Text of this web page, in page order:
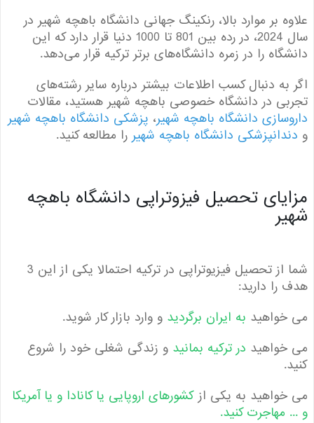
بر موارد بالا، رنكينگ جهانی دانشگاه باهچه شهير در
سال 2024، در رده بین 801 تا 1000 دنیا قرار دارد که این
را در زمره دانشگاه‌های برتر ترکیه قرار می‌دهد.
دنبال کسب اطلاعات بیشتر درباره سایر رشته‌های
در دانشگاه خصوصی باهچه شهیر هستید، مقالات
دانشگاه باهچه شهیر ،پزشکی دانشگاه باهچه شهیر
دانشگاه باهچه شهیر را مطالعه کنید.
تحصیل فیزوتراپی دانشگاه باهچه
شما از تحصیل فیزیوتراپی در ترکیه احتمالا یکی از این 3
دارید:
به ایران برگردیدو وارد بازار کار شوید.
در ترکیه بمانیدو زندگی شغلی خود را شروع
به یکی ازکشورهای اروپایی یا کانادا و یا آمریکا
کنید.